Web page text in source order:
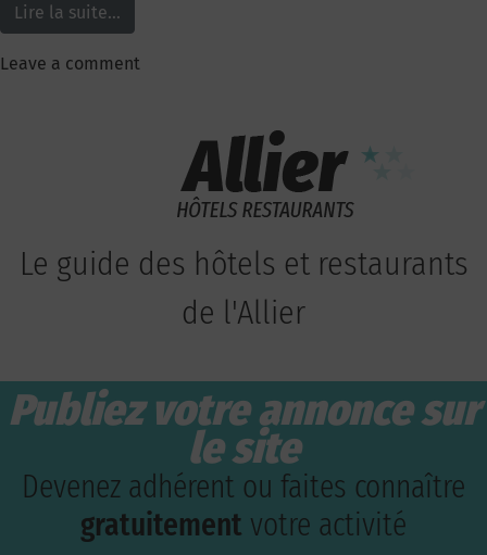
Lire la suite…
Leave a comment
Le guide des hôtels et restaurants
de l'Allier
Publiez votre annonce sur
le site
Devenez adhérent ou faites connaître
gratuitement votre activité